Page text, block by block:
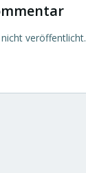
veröffentlicht.